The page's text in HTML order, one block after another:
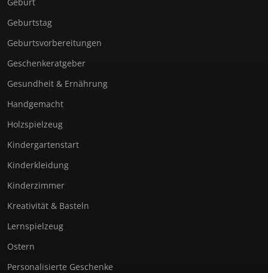
Geburtstag
Geburtsvorbereitungen
Geschenkeratgeber
Gesundheit & Ernährung
Handgemacht
Holzspielzeug
Kindergartenstart
Kinderkleidung
Kinderzimmer
Kreativität & Basteln
Lernspielzeug
Ostern
Personalisierte Geschenke